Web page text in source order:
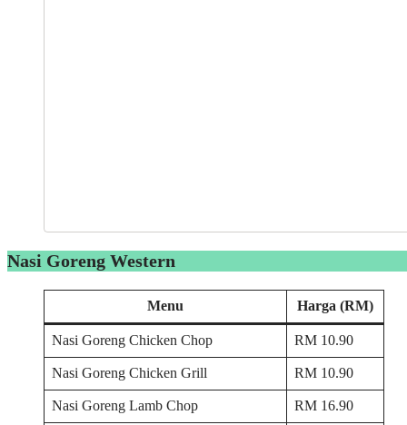
Nasi Goreng Western
Menu Harga (RM)
Nasi Goreng Chicken Chop
RM 10.90
Nasi Goreng Chicken Grill
RM 10.90
Nasi Goreng Lamb Chop
RM 16.90